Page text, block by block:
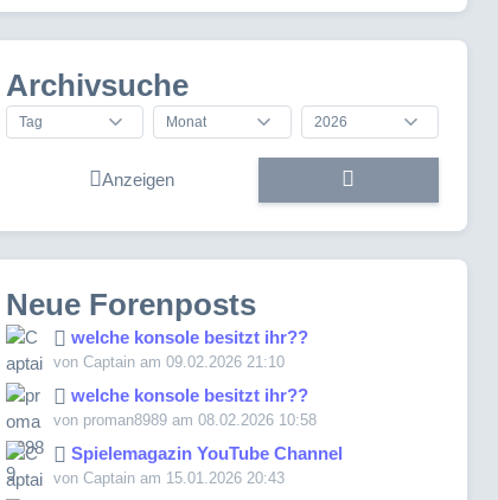
Archivsuche
Anzeigen
Neue Forenposts
welche konsole besitzt ihr??
von Captain am 09.02.2026 21:10
welche konsole besitzt ihr??
von proman8989 am 08.02.2026 10:58
Spielemagazin YouTube Channel
von Captain am 15.01.2026 20:43